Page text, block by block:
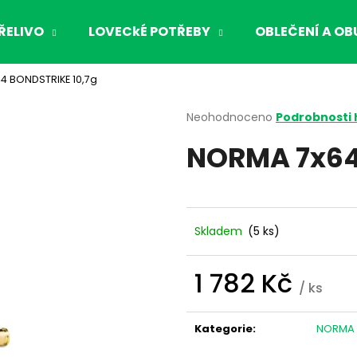
LOVECkÉ POTŘEBY OBLEČENÍ A
BONDSTRIKE 10,7g
Průměrné
produktu
je
5
hvězdiček.
Neohodnoceno Podrobnosti
NORMA
Skladem (5 ks)
1 782 Kč / ks
cena:
Kategorie: NORMA
Co potřebujete najít?
HLEDAT